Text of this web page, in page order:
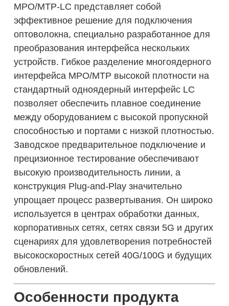
MPO/MTP-LC представляет собой
эффективное решение для подключения
оптоволокна, специально разработанное для
преобразования интерфейса нескольких
устройств. Гибкое разделение многоядерного
интерфейса MPO/MTP высокой плотности на
стандартный одноядерный интерфейс LC
позволяет обеспечить плавное соединение
между оборудованием с высокой пропускной
способностью и портами с низкой плотностью.
Заводское предварительное подключение и
прецизионное тестирование обеспечивают
высокую производительность линии, а
конструкция Plug-and-Play значительно
упрощает процесс развертывания. Он широко
используется в центрах обработки данных,
корпоративных сетях, сетях связи 5G и других
сценариях для удовлетворения потребностей
высокоскоростных сетей 40G/100G и будущих
обновлений.
Особенности продукта